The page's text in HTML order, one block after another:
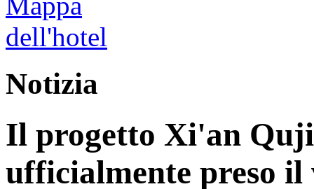
Notizia
Il progetto Xi'an
ufficialmente preso il